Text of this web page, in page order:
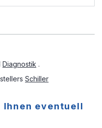
Diagnostik .
Schiller
eventuell